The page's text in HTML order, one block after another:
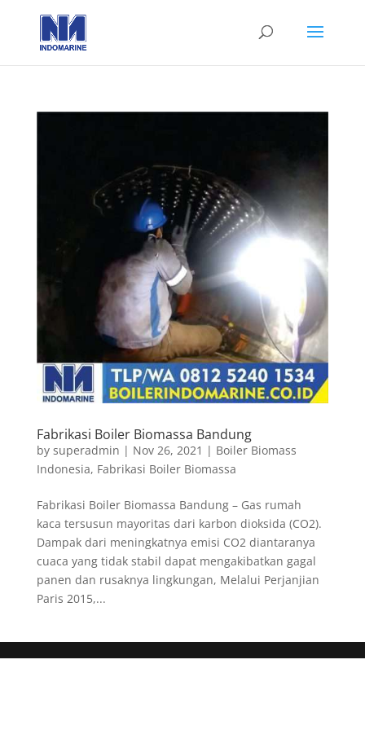
Fabrikasi Boiler Biomassa Bandung
by superadmin | Nov 26, 2021 | Boiler Biomass
Indonesia, Fabrikasi Boiler Biomassa
Fabrikasi Boiler Biomassa Bandung – Gas rumah
kaca tersusun mayoritas dari karbon dioksida (CO2).
Dampak dari meningkatnya emisi CO2 diantaranya
cuaca yang tidak stabil dapat mengakibatkan gagal
panen dan rusaknya lingkungan, Melalui Perjanjian
Paris 2015,...